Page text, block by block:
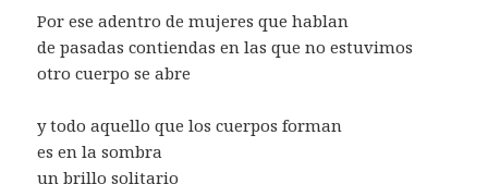
Por ese adentro de mujeres que hablan
de pasadas contiendas en las que no estuvimos
otro cuerpo se abre
y todo aquello que los cuerpos forman
es en la sombra
un brillo solitario